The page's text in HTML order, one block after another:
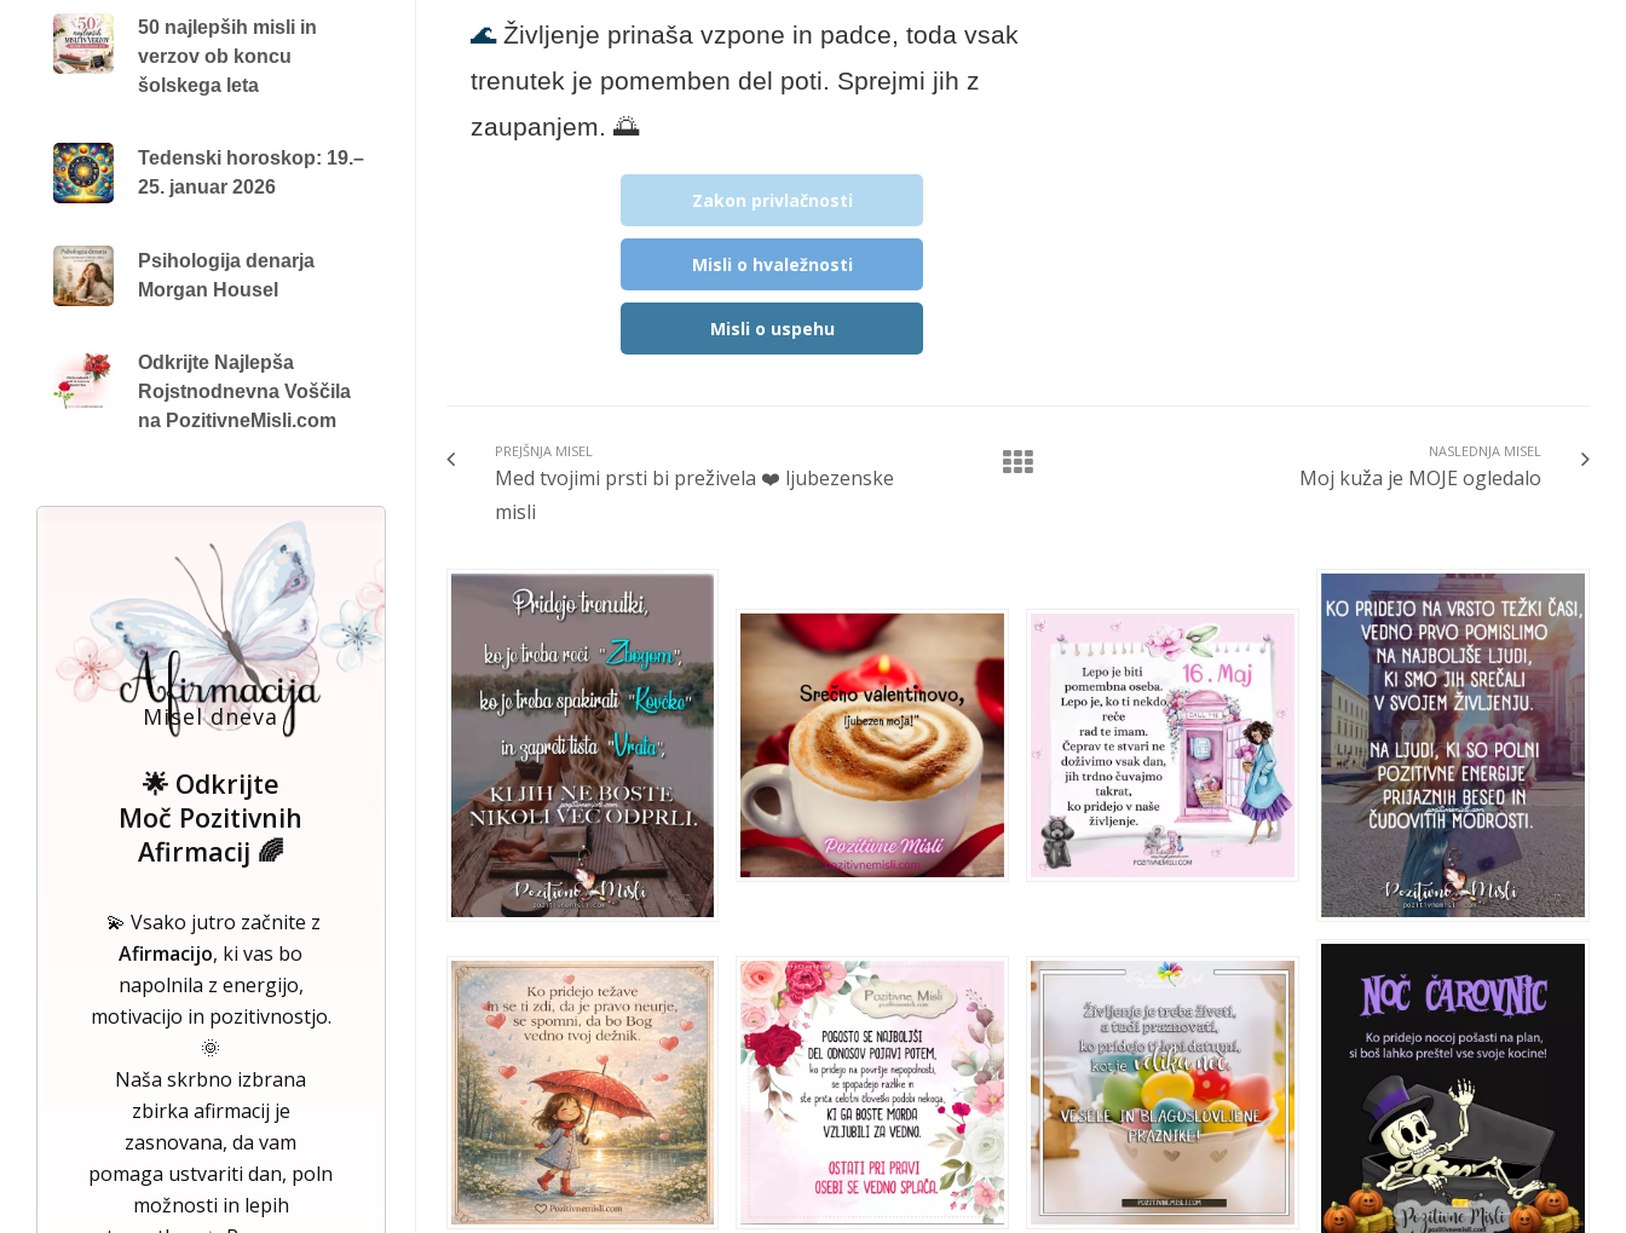
🌊 Življenje prinaša vzpone in padce, toda vsak
trenutek je pomemben del poti. Sprejmi jih z
zaupanjem. 🌅
Zakon privlačnosti
Misli o hvaležnosti
Misli o uspehu
PREJŠNJA MISEL
Med tvojimi prsti bi preživela ❤️️ ljubezenske
misli
NASLEDNJA MISEL
Moj kuža je MOJE ogledalo
50 najlepših misli in
verzov ob koncu
šolskega leta
Tedenski horoskop: 19.–
25. januar 2026
Psihologija denarja
Morgan Housel
Odkrijte Najlepša
Rojstnodnevna Voščila
na PozitivneMisli.com
Misel dneva
🌟 Odkrijte
Moč Pozitivnih
Afirmacij 🌈
💫 Vsako jutro začnite z
Afirmacijo, ki vas bo
napolnila z energijo,
motivacijo in pozitivnostjo.
🌞
Naša skrbno izbrana
zbirka afirmacij je
zasnovana, da vam
pomaga ustvariti dan, poln
možnosti in lepih